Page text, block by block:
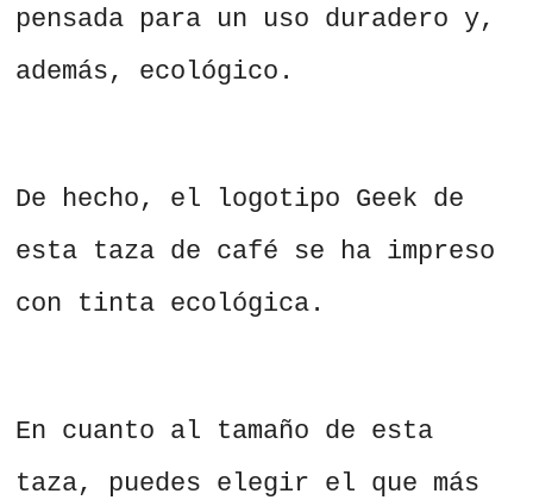
pensada para un uso duradero y,
además, ecológico.
De hecho, el logotipo Geek de
esta taza de café se ha impreso
con tinta ecológica.
En cuanto al tamaño de esta
taza, puedes elegir el que más